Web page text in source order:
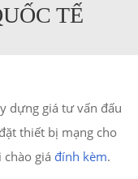
TẾ
dựng giá tư vấn đấu
thiết bị mạng cho
giá đính kèm.